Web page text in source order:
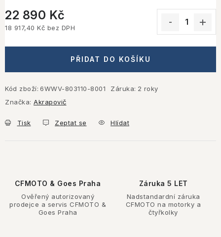
22 890 Kč
18 917,40 Kč bez DPH
PŘIDAT DO KOŠÍKU
Kód zboží: 6WWV-803110-8001 Záruka: 2 roky
Značka: Akrapovič
Tisk Zeptat se Hlídat
CFMOTO & Goes Praha
Ověřený autorizovaný
prodejce a servis CFMOTO &
Goes Praha
Záruka 5 LET
Nadstandardní záruka
CFMOTO na motorky a
čtyřkolky